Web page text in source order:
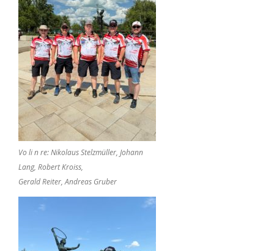
Vo li n re: Nikolaus Stelzmüller, Johann
Lang, Robert Kroiss,
Gerald Reiter, Andreas Gruber